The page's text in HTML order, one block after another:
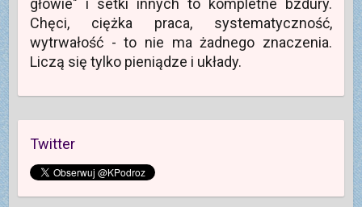
głowie" i setki innych to kompletne bzdury.
Chęci, ciężka praca, systematyczność,
wytrwałość - to nie ma żadnego znaczenia.
Liczą się tylko pieniądze i układy.
Twitter